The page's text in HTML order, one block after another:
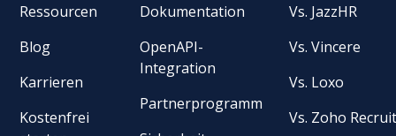
Ressourcen
Blog
Karrieren
Kostenfrei
Dokumentation
OpenAPI-
Integration
Partnerprogramm
Vs. JazzHR
Vs. Vincere
Vs. Loxo
Vs. Zoho